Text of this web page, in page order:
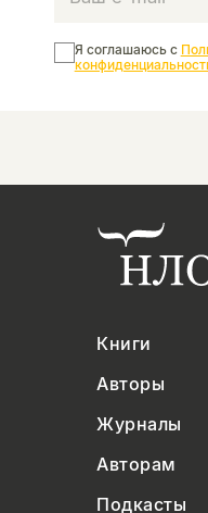
Я соглашаюсь с
Книги
Авторы
Журналы
Авторам
Подкасты